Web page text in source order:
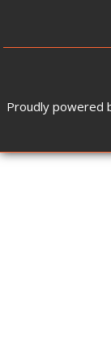
Proudly powered